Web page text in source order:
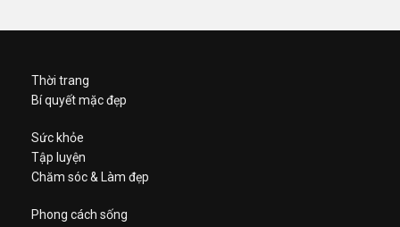
Thời trang
Bí quyết mặc đẹp
Sức khỏe
Tập luyện
Chăm sóc & Làm đẹp
Phong cách sống